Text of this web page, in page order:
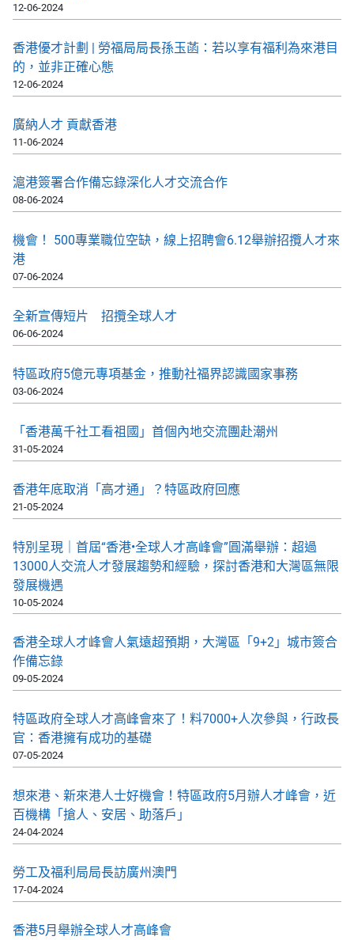
12-06-2024
香港優才計劃 | 勞福局局長孫玉菡：若以享有福利為來港目
的，並非正確心態
12-06-2024
廣納人才 貢獻香港
11-06-2024
滬港簽署合作備忘錄深化人才交流合作
08-06-2024
機會！ 500專業職位空缺，線上招聘會6.12舉辦招攬人才來
港
07-06-2024
全新宣傳短片 招攬全球人才
06-06-2024
特區政府5億元專項基金，推動社福界認識國家事務
03-06-2024
「香港萬千社工看祖國」首個內地交流團赴潮州
31-05-2024
香港年底取消「高才通」？特區政府回應
21-05-2024
特別呈現｜首屆“香港•全球人才高峰會”圓滿舉辦：超過
13000人交流人才發展趨勢和經驗，探討香港和大灣區無限
發展機遇
10-05-2024
香港全球人才峰會人氣遠超預期，大灣區「9+2」城市簽合
作備忘錄
09-05-2024
特區政府全球人才高峰會來了！料7000+人次參與，行政長
官：香港擁有成功的基礎
07-05-2024
想來港、新來港人士好機會！特區政府5月辦人才峰會，近
百機構「搶人、安居、助落戶」
24-04-2024
勞工及福利局局長訪廣州澳門
17-04-2024
香港5月舉辦全球人才高峰會